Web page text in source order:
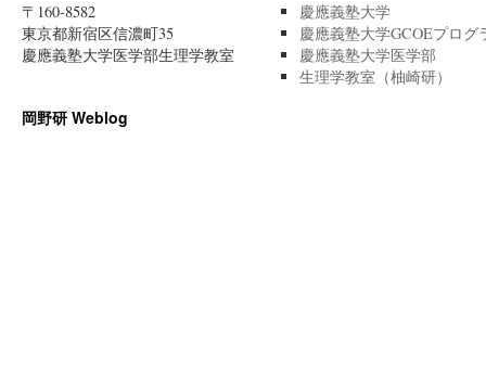
〒160-8582
東京都新宿区信濃町35
慶應義塾大学医学部生理学教室
慶應義塾大学
慶應義塾大学GCOEプログ
慶應義塾大学医学部
生理学教室（柚崎研）
岡野研 Weblog